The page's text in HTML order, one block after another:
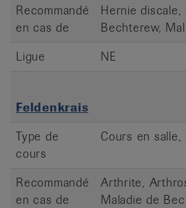
Recommandé
en cas de
Hernie discale,
Bechterew,
Ligue
NE
Feldenkrais
Type de
cours
Cours en
Recommandé
en cas de
Arthrite,
Maladie de